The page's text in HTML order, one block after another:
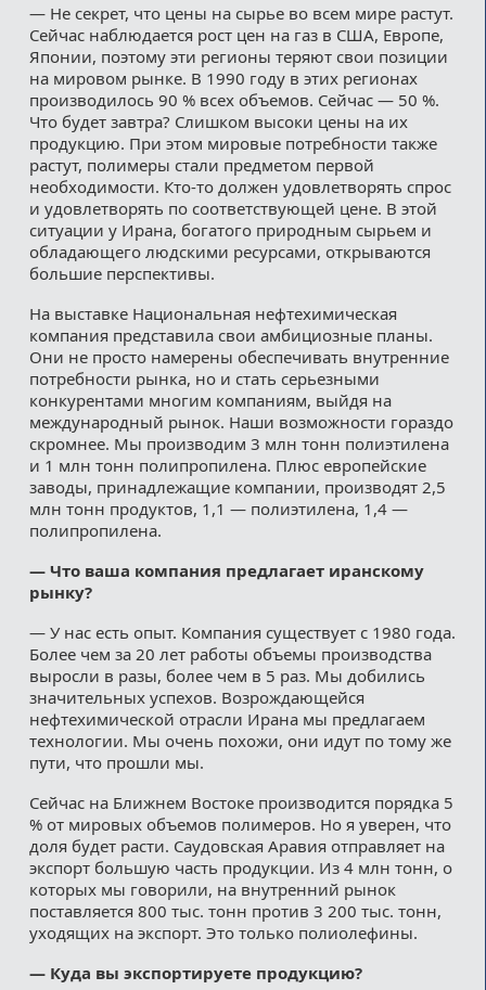
— Не секрет, что цены на сырье во всем мире растут.
Сейчас наблюдается рост цен на газ в США, Европе,
Японии, поэтому эти регионы теряют свои позиции
на мировом рынке. В 1990 году в этих регионах
производилось 90 % всех объемов. Сейчас — 50 %.
Что будет завтра? Слишком высоки цены на их
продукцию. При этом мировые потребности также
растут, полимеры стали предметом первой
необходимости. Кто-то должен удовлетворять спрос
и удовлетворять по соответствующей цене. В этой
ситуации у Ирана, богатого природным сырьем и
обладающего людскими ресурсами, открываются
большие перспективы.
На выставке Национальная нефтехимическая
компания представила свои амбициозные планы.
Они не просто намерены обеспечивать внутренние
потребности рынка, но и стать серьезными
конкурентами многим компаниям, выйдя на
международный рынок. Наши возможности гораздо
скромнее. Мы производим 3 млн тонн полиэтилена
и 1 млн тонн полипропилена. Плюс европейские
заводы, принадлежащие компании, производят 2,5
млн тонн продуктов, 1,1 — полиэтилена, 1,4 —
полипропилена.
— Что ваша компания предлагает иранскому
рынку?
— У нас есть опыт. Компания существует с 1980 года.
Более чем за 20 лет работы объемы производства
выросли в разы, более чем в 5 раз. Мы добились
значительных успехов. Возрождающейся
нефтехимической отрасли Ирана мы предлагаем
технологии. Мы очень похожи, они идут по тому же
пути, что прошли мы.
Сейчас на Ближнем Востоке производится порядка 5
% от мировых объемов полимеров. Но я уверен, что
доля будет расти. Саудовская Аравия отправляет на
экспорт большую часть продукции. Из 4 млн тонн, о
которых мы говорили, на внутренний рынок
поставляется 800 тыс. тонн против 3 200 тыс. тонн,
уходящих на экспорт. Это только полиолефины.
— Куда вы экспортируете продукцию?